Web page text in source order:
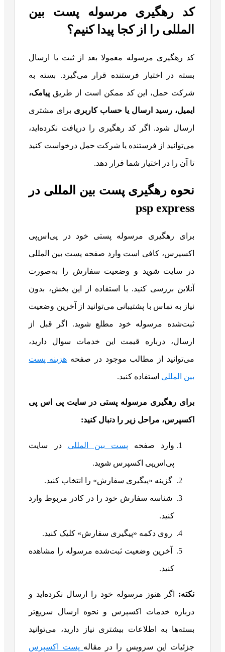
کد رهگیری مرسوله پست بین‌
المللی را از کجا پیدا کنیم؟
کد رهگیری مرسوله معمولا بعد از ثبت یا ارسال
بسته در اختیار فرستنده قرار می‌گیرد. بسته به
شرکت حمل، این کد ممکن است از طریق پیامک،
ایمیل، رسید ارسال یا حساب کاربری برای مشتری
ارسال شود. اگر کد رهگیری را دریافت نکرده‌اید،
می‌توانید از فرستنده یا شرکت حمل درخواست کنید
تا آن را در اختیار شما قرار دهد.
نحوه رهگیری پست بین المللی در
psp express
برای رهگیری مرسوله پستی خود در پی‌اس‌پی
اکسپرس، کافی است وارد صفحه پست بین‌ المللی
در سایت شوید و وضعیت سفارش را به‌صورت
آنلاین بررسی کنید. با استفاده از این بخش، بدون
نیاز به تماس با پشتیبانی می‌توانید از آخرین وضعیت
ثبت‌شده مرسوله خود مطلع شوید. اگر قبل از
ارسال، درباره قیمت این خدمات سوال دارید،
می‌توانید از مطالب موجود در صفحه هزینه پست
بین‌ المللی استفاده کنید.
برای رهگیری مرسوله پستی در سایت پی اس پی
اکسپرس، مراحل زیر را دنبال کنید:
وارد صفحه پست بین المللی در سایت
پی‌اس‌پی اکسپرس شوید.
گزینه «پیگیری سفارش» را انتخاب کنید.
شناسه سفارش خود را در کادر مربوط وارد
کنید.
روی دکمه «پیگیری سفارش» کلیک کنید.
آخرین وضعیت ثبت‌شده مرسوله را مشاهده
کنید.
نکته: اگر هنوز مرسوله خود را ارسال نکرده‌اید و
درباره خدمات اکسپرس و نحوه ارسال سریع‌تر
بسته‌ها به اطلاعات بیشتری نیاز دارید، می‌توانید
جزئیات این سرویس را در مقاله پست اکسپرس